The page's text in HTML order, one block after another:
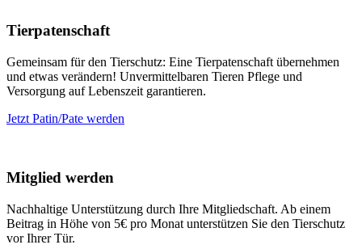
Tierpatenschaft
Gemeinsam für den Tierschutz: Eine Tierpatenschaft übernehmen
und etwas verändern! Unvermittelbaren Tieren Pflege und
Versorgung auf Lebenszeit garantieren.
Jetzt Patin/Pate werden
Mitglied werden
Nachhaltige Unterstützung durch Ihre Mitgliedschaft. Ab einem
Beitrag in Höhe von 5€ pro Monat unterstützen Sie den Tierschutz
vor Ihrer Tür.